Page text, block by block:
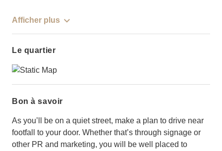
Afficher plus
Le quartier
Bon à savoir
As you’ll be on a quiet street, make a plan to drive near
footfall to your door. Whether that’s through signage or
other PR and marketing, you will be well placed to